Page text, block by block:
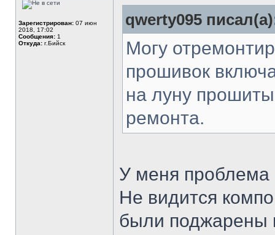
Зарегистрирован: 07 июн
2018, 17:02
Сообщения: 1
Откуда: г.Бийск
qwerty095
Могу
прошивок
на луну
ремонта.
У меня проблема
Не видится
были поджарены